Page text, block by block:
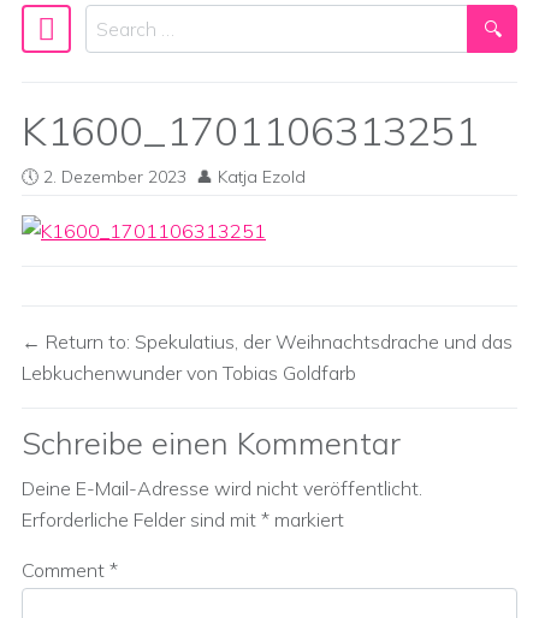
Main Navigation
Search
K1600_1701106313251
2. Dezember 2023 Katja Ezold
Return to: Spekulatius, der Weihnachtsdrache und das
Lebkuchenwunder von Tobias Goldfarb
Schreibe einen Kommentar
Deine E-Mail-Adresse wird nicht veröffentlicht.
Erforderliche Felder sind mit * markiert
Comment *